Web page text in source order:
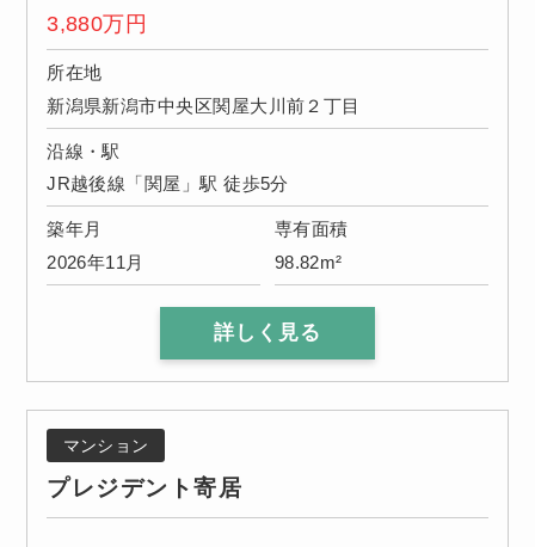
3,880万円
所在地
新潟県新潟市中央区関屋大川前２丁目
沿線・駅
JR越後線「関屋」駅 徒歩5分
築年月
2026年11月
専有面積
98.82m²
詳しく見る
マンション
プレジデント寄居